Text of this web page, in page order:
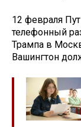
12 февраля
телефонный
Трампа в
Вашингтон